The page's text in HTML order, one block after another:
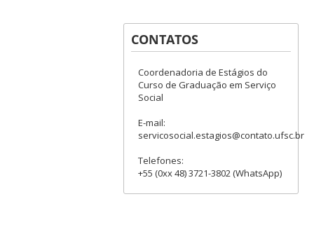
CONTATOS
Coordenadoria de Estágios do
Curso de Graduação em Serviço
Social
E-mail:
servicosocial.estagios@contato.ufsc.br
Telefones:
+55 (0xx 48) 3721-3802 (WhatsApp)